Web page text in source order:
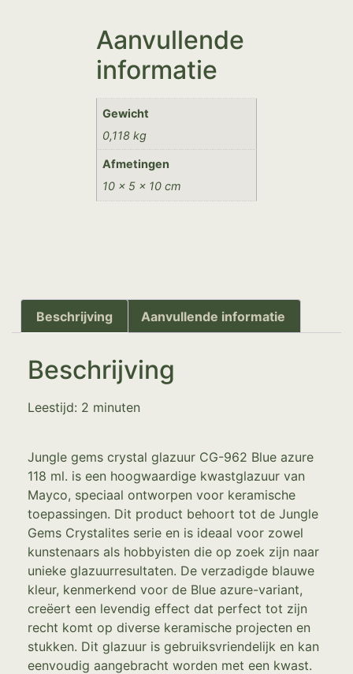
Aanvullende
informatie
Gewicht
0,118 kg
Afmetingen
10 × 5 × 10 cm
Beschrijving Aanvullende informatie
Beschrijving
Leestijd: 2 minuten
Jungle gems crystal glazuur CG-962 Blue azure
118 ml. is een hoogwaardige kwastglazuur van
Mayco, speciaal ontworpen voor keramische
toepassingen. Dit product behoort tot de Jungle
Gems Crystalites serie en is ideaal voor zowel
kunstenaars als hobbyisten die op zoek zijn naar
unieke glazuurresultaten. De verzadigde blauwe
kleur, kenmerkend voor de Blue azure-variant,
creëert een levendig effect dat perfect tot zijn
recht komt op diverse keramische projecten en
stukken. Dit glazuur is gebruiksvriendelijk en kan
eenvoudig aangebracht worden met een kwast.